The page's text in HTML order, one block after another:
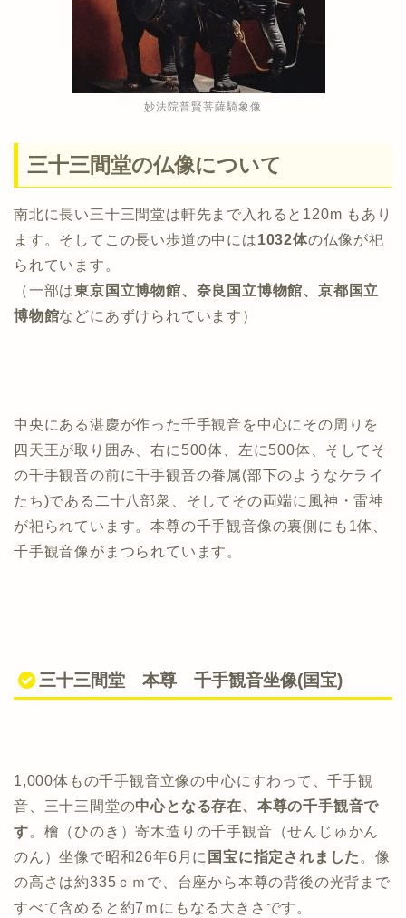
妙法院普賢菩薩騎象像
三十三間堂の仏像について
南北に長い三十三間堂は軒先まで入れると120m もあり
ます。そしてこの長い歩道の中には1032体の仏像が祀
られています。
（一部は東京国立博物館、奈良国立博物館、京都国立
博物館などにあずけられています）
中央にある湛慶が作った千手観音を中心にその周りを
四天王が取り囲み、右に500体、左に500体、そしてそ
の千手観音の前に千手観音の眷属(部下のようなケライ
たち)である二十八部衆、そしてその両端に風神・雷神
が祀られています。本尊の千手観音像の裏側にも1体、
千手観音像がまつられています。
三十三間堂 本尊 千手観音坐像(国宝)
1,000体もの千手観音立像の中心にすわって、千手観
音、三十三間堂の中心となる存在、本尊の千手観音で
す。檜（ひのき）寄木造りの千手観音（せんじゅかん
のん）坐像で昭和26年6月に 国宝に指定されました 。像
の高さは約335ｃｍで、台座から本尊の背後の光背まで
すべて含めると約7ｍにもなる大きさです。